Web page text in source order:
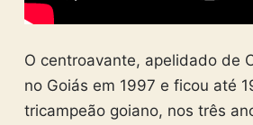
O centroavante, apelidado de
no Goiás em 1997 e ficou até
tricampeão goiano, nos três